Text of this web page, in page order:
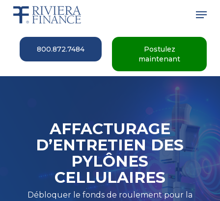
Skip
content
800.872.7484
Postulez
maintenant
AFFACTURAGE
D’ENTRETIEN DES
PYLÔNES
CELLULAIRES
Débloquer le fonds de roulement pour la
Menu